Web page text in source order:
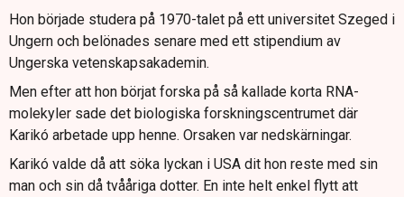
Hon började studera på 1970-talet på ett universitet Szeged i
Ungern och belönades senare med ett stipendium av
Ungerska vetenskapsakademin.
Men efter att hon börjat forska på så kallade korta RNA-
molekyler sade det biologiska forskningscentrumet där
Karikó arbetade upp henne. Orsaken var nedskärningar.
Karikó valde då att söka lyckan i USA dit hon reste med sin
man och sin då tvååriga dotter. En inte helt enkel flytt att